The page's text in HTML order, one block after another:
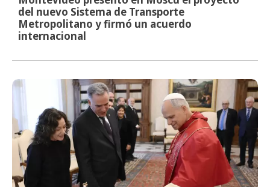
del nuevo Sistema de Transporte
Metropolitano y firmó un acuerdo
internacional